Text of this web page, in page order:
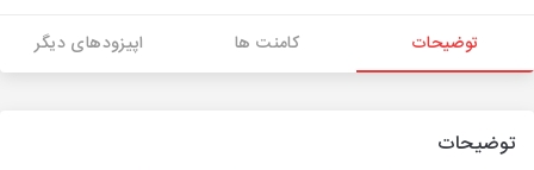
توضیحات کامنت ها اپیزودهای دیگر
توضیحات